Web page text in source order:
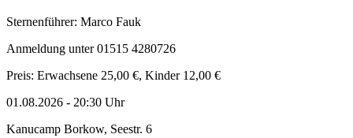
Sternenführer: Marco Fauk
Anmeldung unter 01515 4280726
Preis: Erwachsene 25,00 €, Kinder 12,00 €
01.08.2026 - 20:30 Uhr
Kanucamp Borkow, Seestr. 6